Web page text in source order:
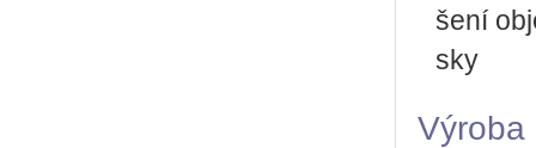
še­ní
sky
Vý­ro­ba